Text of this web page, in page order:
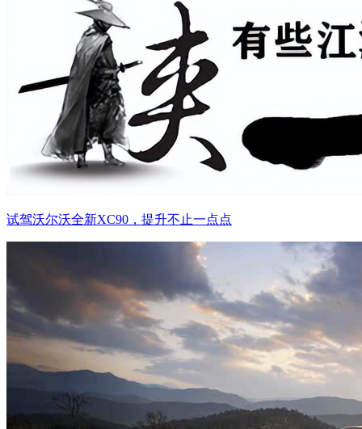
试驾沃尔沃全新XC90，提升不止一点点